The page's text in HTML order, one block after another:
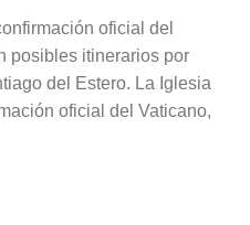
oficial del
posibles itinerarios por
del Estero. La Iglesia
oficial del Vaticano,